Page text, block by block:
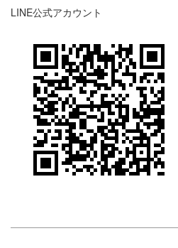
LINE公式アカウント